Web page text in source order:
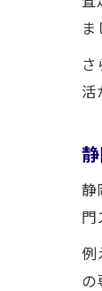
活
静
門
例
の